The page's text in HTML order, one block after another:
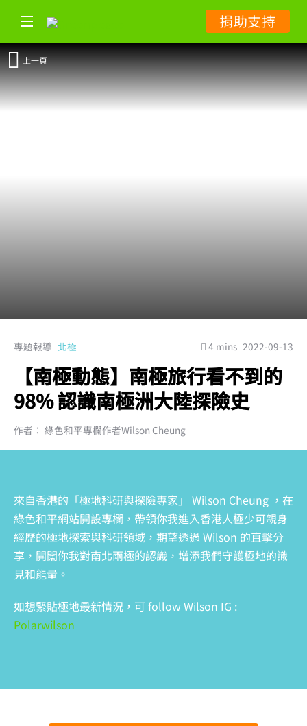
捐助支持
上一頁
專題報導 北極 4 mins 2022-09-13
【南極動態】南極旅行看不到的
98% 認識南極洲大陸探險史
作者： 綠色和平專欄作者Wilson Cheung
來自香港的「極地科研與探險專家」 Wilson Cheung ，在
綠色和平網站開設專欄，帶領你我進入香港人極少可親身
經歷的極地探索與科研領域，期望透過 Wilson 的直擊分
享，開闊你我對南北兩極的認識，增添我們守護極地的識
見和能量。
如想緊貼極地最新情況，可 follow Wilson IG :
Polarwilson